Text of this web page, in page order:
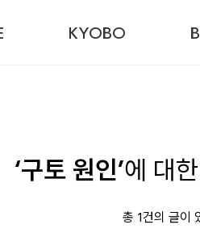
KYOBO
‘구토 원인’에 대
총 1건의 글이